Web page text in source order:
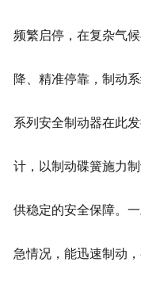
频繁启停，在复杂气
降、精准停靠，制动
系列安全制动器在此
计，以制动碟簧施力
供稳定的安全保障。
急情况，能迅速制动